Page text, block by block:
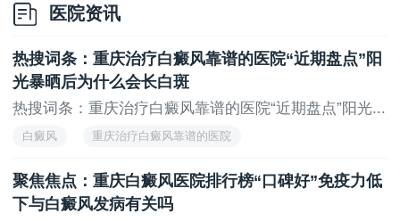
激因素太多、防护较难坚持。
上一页 无
医院资讯
热搜词条：重庆治疗白癜风靠谱的医院“近期盘点”阳
光暴晒后为什么会长白斑
热搜词条：重庆治疗白癜风靠谱的医院“近期盘点”阳光...
白癜风 重庆治疗白癜风靠谱的医院
聚焦焦点：重庆白癜风医院排行榜“口碑好”免疫力低
下与白癜风发病有关吗